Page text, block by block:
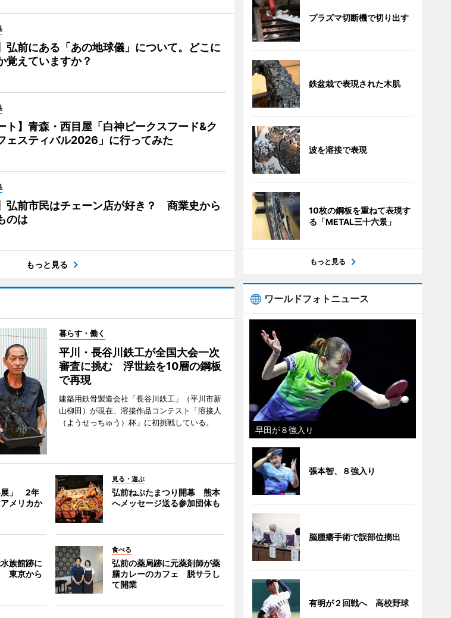
弘前にある「あの地球儀」について。どこに
覚えていますか？
ト】青森・西目屋「白神ピークスフード&ク
ェスティバル2026」に行ってみた
弘前市民はチェーン店が好き？ 商業史から
のは
もっと見る
暮らす・働く
平川・長谷川鉄工が全国大会一次
審査に挑む 浮世絵を10層の鋼板
で再現
建築用鉄骨製造会社「長谷川鉄工」（平川市新
山柳田）が現在、溶接作品コンテスト「溶接人
（ようせっちゅう）杯」に初挑戦している。
展」 2年
メリカか
見る・遊ぶ
弘前ねぷたまつり開幕 熊本
へメッセージ送る参加団体も
族館跡に
東京から
食べる
弘前の薬局跡に元薬剤師が薬
膳カレーのカフェ 脱サラし
て開業
プラズマ切断機で切り出す
鉄盆栽で表現された木肌
波を溶接で表現
10枚の鋼板を重ねて表現す
る「METAL三十六景」
もっと見る
ワールドフォトニュース
早田が８強入り
張本智、８強入り
脳腫瘍手術で誤部位摘出
有明が２回戦へ 高校野球